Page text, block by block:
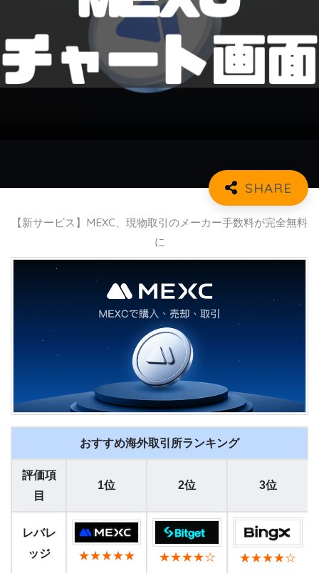
【新サービス】MEXC、現物取引のメーカー手数料が完全無料
に
おすすめ海外取引所ランキング
評価項
目
1位 2位 3位
レバレ
ッジ
★★★★★ ★★★★☆ ★★★★☆